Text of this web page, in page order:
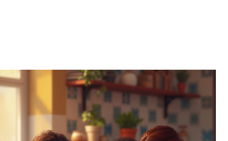
o que ainda é limitado, e como
por máquinas em publicações
para se surpreender com dados
sobre o uso de IA no universo